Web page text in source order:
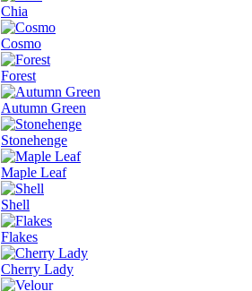
Chia
Cosmo
Forest
Autumn Green
Stonehenge
Maple Leaf
Shell
Flakes
Cherry Lady